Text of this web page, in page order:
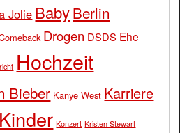
Jolie BabyBerlin
Drogen DSDS Ehe
Hochzeit
Bieber Kanye West Karriere
Kinder Konzert Kristen Stewart